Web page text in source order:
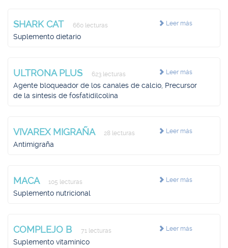
Leer más
SHARK CAT 660 lecturas
Suplemento dietario
Leer más
ULTRONA PLUS 623 lecturas
Agente bloqueador de los canales de calcio, Precursor
de la síntesis de fosfatidilcolina
Leer más
VIVAREX MIGRAÑA 28 lecturas
Antimigraña
Leer más
MACA 105 lecturas
Suplemento nutricional
Leer más
COMPLEJO B 71 lecturas
Suplemento vitamínico